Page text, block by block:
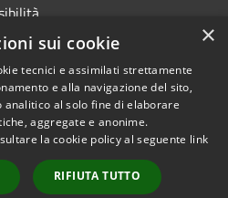
Copyright © 2026 • Comune di
Marsala • Powered by
Municipium•
Accesso
×
sui cookie
tecnici e assimilati strettamente
e alla navigazione del sito,
analitico al solo fine di elaborare
aggregate e anonime.
la cookie policy al seguente link
RIFIUTA TUTTO